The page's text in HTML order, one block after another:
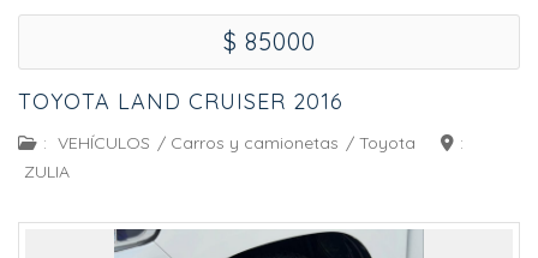
$ 85000
TOYOTA LAND CRUISER 2016
: VEHÍCULOS / Carros y camionetas / Toyota
:
ZULIA